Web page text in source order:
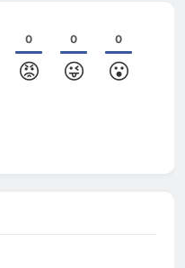
0
😡
0
😜
0
😮